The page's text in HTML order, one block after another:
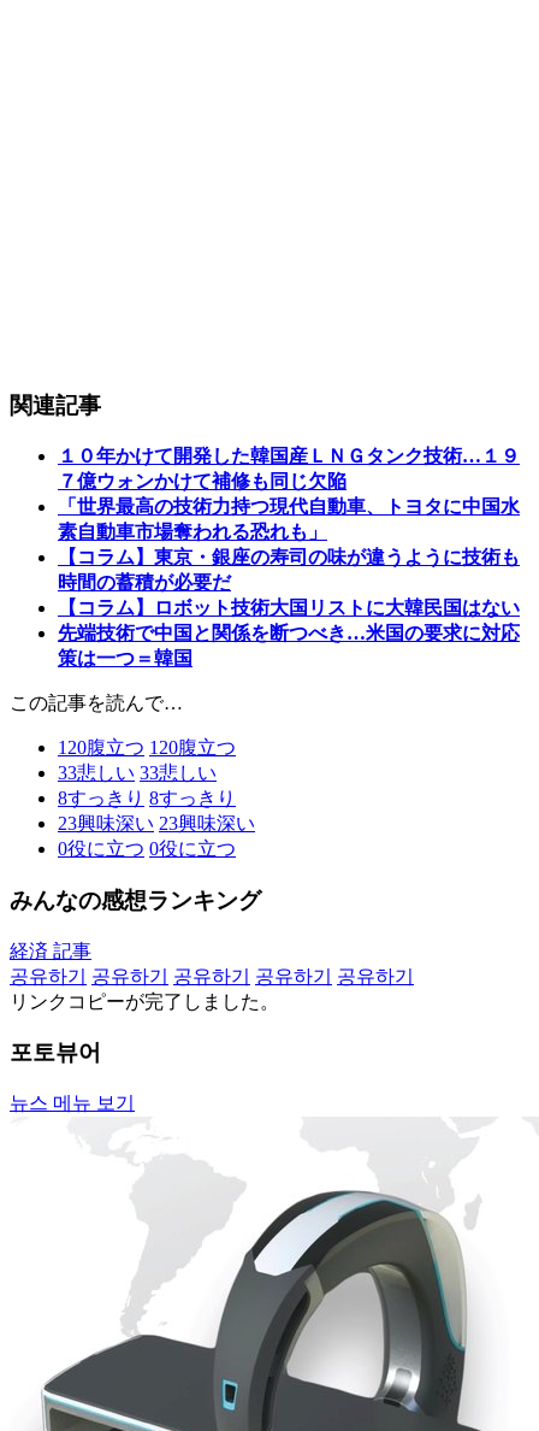
関連記事
１０年かけて開発した韓国産ＬＮＧタンク技術…１９
７億ウォンかけて補修も同じ欠陥
「世界最高の技術力持つ現代自動車、トヨタに中国水
素自動車市場奪われる恐れも」
【コラム】東京・銀座の寿司の味が違うように技術も
時間の蓄積が必要だ
【コラム】ロボット技術大国リストに大韓民国はない
先端技術で中国と関係を断つべき…米国の要求に対応
策は一つ＝韓国
この記事を読んで…
120腹立つ 120腹立つ
33悲しい 33悲しい
8すっきり 8すっきり
23興味深い 23興味深い
0役に立つ 0役に立つ
みんなの感想ランキング
経済 記事
공유하기
공유하기 공유하기 공유하기
공유하기
リンクコピーが完了しました。
포토뷰어
뉴스 메뉴 보기